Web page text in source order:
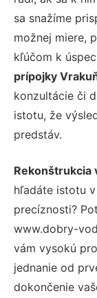
sa snažíme
možnej miere,
kľúčom k
prípojky
konzultácie či
istotu, že
predstáv.
Rekonštrukcia
hľadáte istotu
precíznosti?
www.dobry-
vám vysokú
jednanie od
dokončenie